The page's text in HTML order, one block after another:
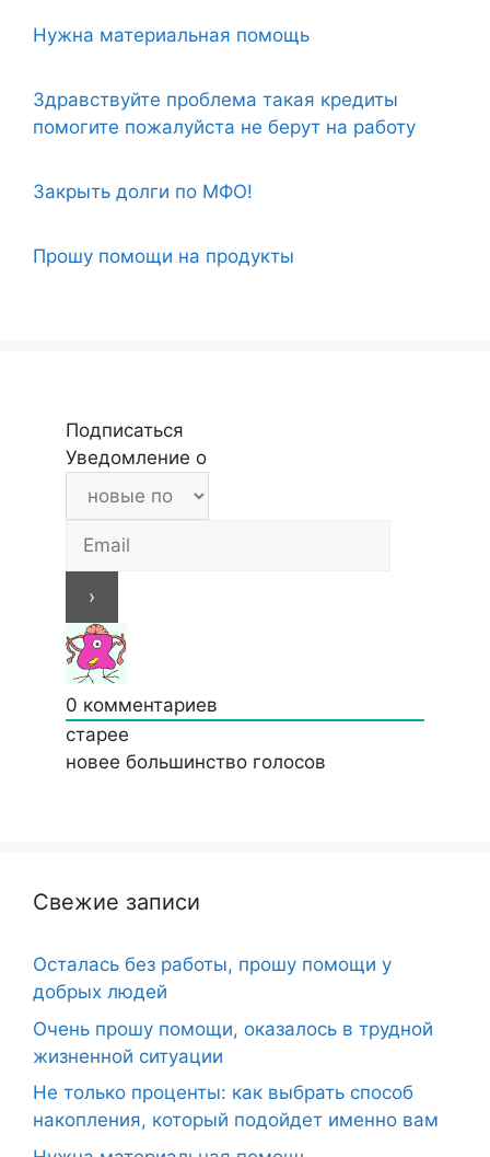
Нужна материальная помощь
Здравствуйте проблема такая кредиты
помогите пожалуйста не берут на работу
Закрыть долги по МФО!
Прошу помощи на продукты
Подписаться
Уведомление о
0 комментариев
старее
новее большинство голосов
Свежие записи
Осталась без работы, прошу помощи у
добрых людей
Очень прошу помощи, оказалось в трудной
жизненной ситуации
Не только проценты: как выбрать способ
накопления, который подойдет именно вам